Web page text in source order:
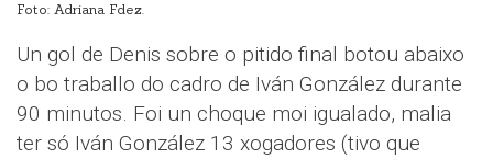
Foto: Adriana Fdez.
Un gol de Denis sobre o pitido final botou abaixo
o bo traballo do cadro de Iván González durante
90 minutos. Foi un choque moi igualado, malia
ter só Iván González 13 xogadores (tivo que